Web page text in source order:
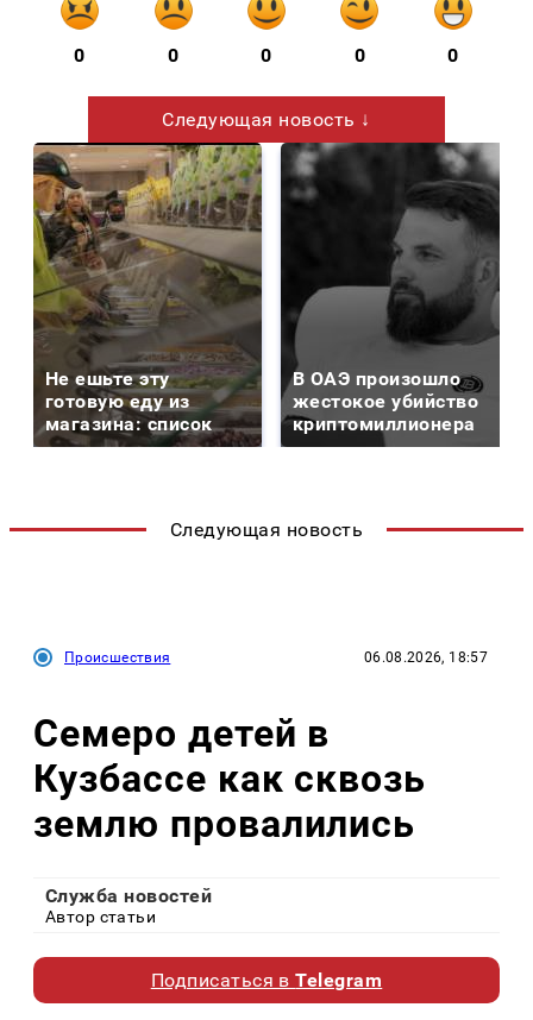
0 0 0 0 0
Следующая новость ↓
Не ешьте эту
готовую еду из
магазина: список
В ОАЭ произошло
жестокое убийство
криптомиллионера
Следующая новость
Происшествия 06.08.2026, 18:57
Семеро детей в
Кузбассе как сквозь
землю провалились
Служба новостей
Автор статьи
Подписаться вTelegram